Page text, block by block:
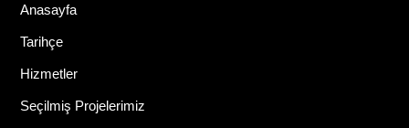
Anasayfa
Tarihçe
Hizmetler
Seçilmiş Projelerimiz